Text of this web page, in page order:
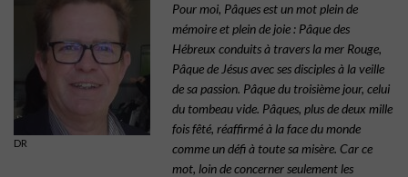
DR
Pour moi, Pâques est un mot plein de
mémoire etplein de joie : Pâque des
Hébreux conduits à travers la mer Rouge,
Pâque de Jésus avec ses disciples à laveille
de sa passion. Pâque du troisième jour, celui
du tombeau vide. Pâques, plus de deux mille
fois fêté, réaffirméà la face du monde
comme un défi à toute sa misère. Car ce
mot, loin deconcerner seulement les